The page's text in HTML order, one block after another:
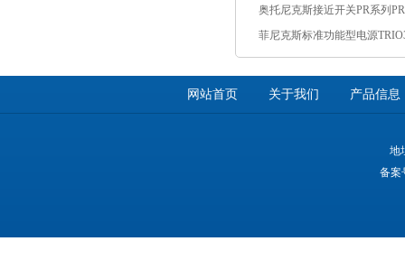
网站首页 关于我们 产品信息
地
备案